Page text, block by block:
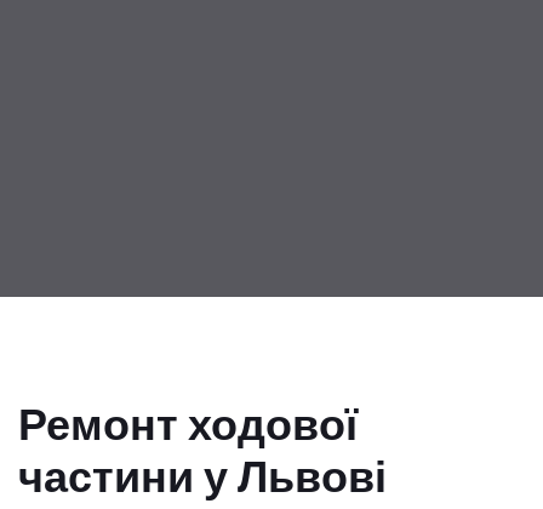
Ремонт ходової
частини у Львові